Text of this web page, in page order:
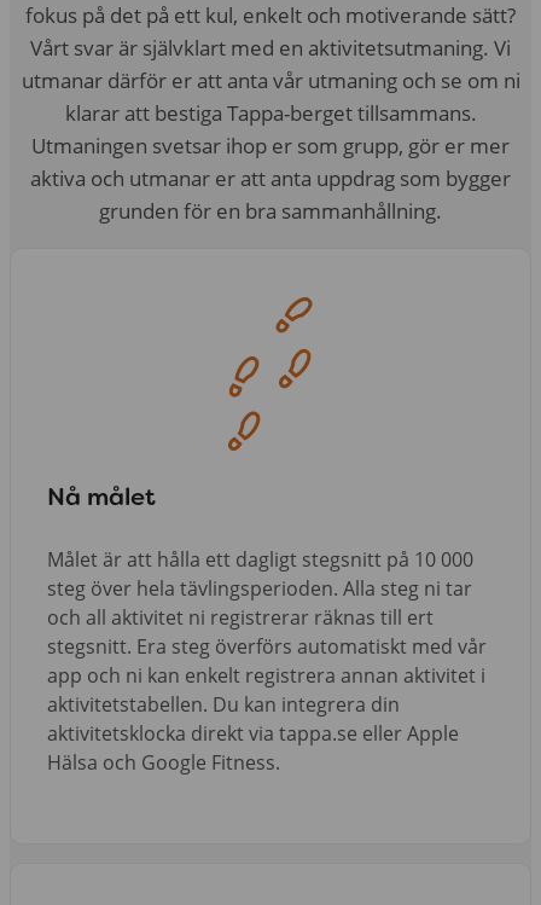
fokus på det på ett kul, enkelt och motiverande sätt?
Vårt svar är självklart med en aktivitetsutmaning. Vi
utmanar därför er att anta vår utmaning och se om ni
klarar att bestiga Tappa-berget tillsammans.
Utmaningen svetsar ihop er som grupp, gör er mer
aktiva och utmanar er att anta uppdrag som bygger
grunden för en bra sammanhållning.
Nå målet
Målet är att hålla ett dagligt stegsnitt på 10 000
steg över hela tävlingsperioden. Alla steg ni tar
och all aktivitet ni registrerar räknas till ert
stegsnitt. Era steg överförs automatiskt med vår
app och ni kan enkelt registrera annan aktivitet i
aktivitetstabellen. Du kan integrera din
aktivitetsklocka direkt via tappa.se eller Apple
Hälsa och Google Fitness.